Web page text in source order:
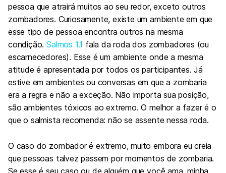
pessoa que atrairá muitos ao seu redor, exceto outros
zombadores. Curiosamente, existe um ambiente em que
esse tipo de pessoa encontra outros na mesma
condição.Salmos 1.1 fala da roda dos zombadores (ou
escarnecedores). Esse é um ambiente onde a mesma
atitude é apresentada por todos os participantes. Já
estive em ambientes ou conversas em que a zombaria
era a regra e não a exceção. Não importa sua posição,
são ambientes tóxicos ao extremo. O melhor a fazer é o
que o salmista recomenda: não se assente nessa roda.
O caso do zombador é extremo, muito embora eu creia
que pessoas talvez passem por momentos de zombaria.
Se esse é seu caso ou de alguém que você ama, minha